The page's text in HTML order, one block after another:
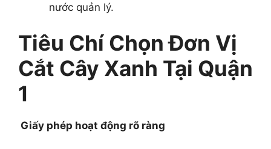
nước quản lý.
Tiêu Chí Chọn Đơn Vị
Cắt Cây Xanh Tại Quận
1
Giấy phép hoạt động rõ ràng